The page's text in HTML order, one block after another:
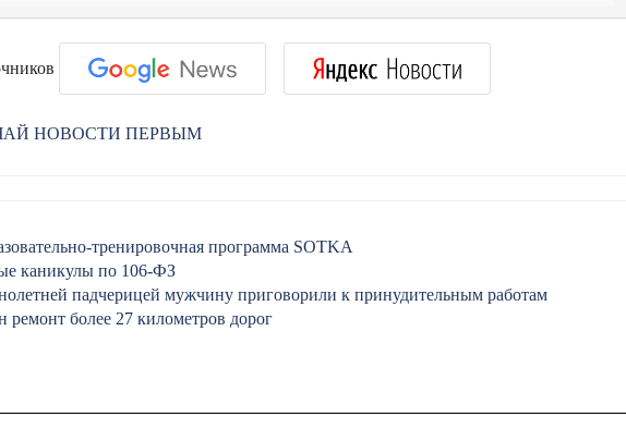
НОВОСТИ ПЕРВЫМ
тренировочная программа SOTKA
каникулы по 106-ФЗ
падчерицей мужчину приговорили к принудительным работам
более 27 километров дорог